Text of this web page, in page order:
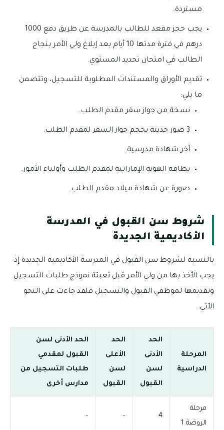
مستردة.
يجب حجز مقعد للطالب بالمدرسة عن طريق دفع 1000
درهم في فترة مدتها 10 أيام بعد إبلاغ ولي الأمر بنجاح
الطالب في امتحان تحديد المستوي.
تقديم الأوراق والمستندات المطلوبة للتسجيل، وتتضمن
ما يلي:
نسخة من جواز سفر مقدم الطلب.
3 صور حديثة بحجم جواز السفر لمقدم الطلب.
آخر شهادة مدرسية.
بطاقة الهوية الإماراتية لمقدم الطلب وأولياء الأمور.
صورة عن شهادة ميلاد مقدم الطلب.
شروط سن القبول في المدرسة
الأكاديمية الجديدة
بالنسبة لشروط سن القبول في المدرسة الأكاديمية الجديدة إذ
يجب الأخذ بها من ولي الأمر قبل تعبئة نموذج طلبات التسجيل
وتقديمها لموظفي القبول والتسجيل فلقد جاءت على النحو
الآتي:
المرحلة
الدراسية
الحد
الأدنى
لسن
القبول
الحد
الأعلى
لسن
القبول
الحد الأدنى لسن
القبول لمقدمي
طلبات التسجيل من
مدارس أخرى
مرحلة
الروضة 1
4
–
–